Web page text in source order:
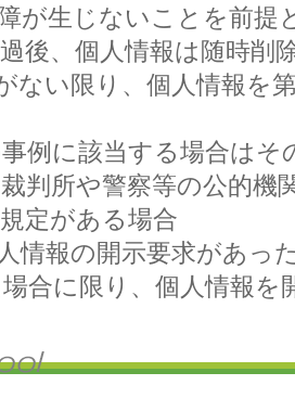
が生じないことを前提
後、個人情報は随時削
ない限り、個人情報を
例に該当する場合は
裁判所や警察等の公的機
定がある場合
情報の開示要求があっ
合に限り、個人情報を